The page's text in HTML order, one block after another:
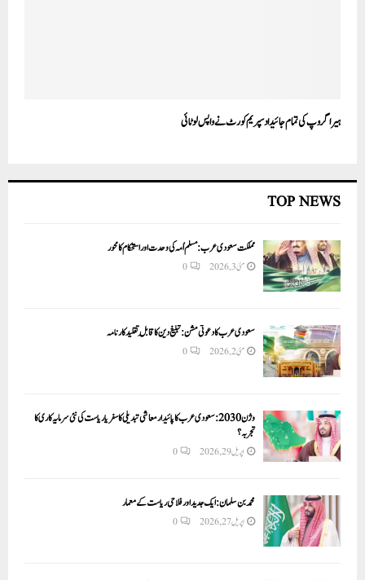
ہیرا گروپ کی تمام جائیداد سپریم کورٹ نے واپس لوٹائی
TOP NEWS
مملکت سعودی عرب: مسلم اُمہ کی وحدت اور استحکام کا محور
مئی 3, 2026 0
سعودی عرب کا دعوتی مشن: تبلیغ دین کا قابلِ تقلید کارنامہ
مئی 2, 2026 0
وژن 2030:سعودی عرب کا پائیدار معاشی تبدیلی کا سفر یا ریاست کی نئی سرمایہ کاری کا
تجربہ؟
اپریل 29, 2026 0
محمد بن سلمان: ایک جدید اور فلاحی ریاست کے معمار
اپریل 27, 2026 0